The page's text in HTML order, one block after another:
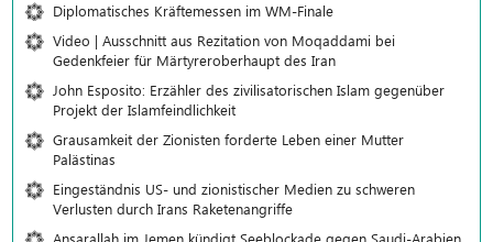
Diplomatisches Kräftemessen im WM-Finale
Video | Ausschnitt aus Rezitation von Moqaddami bei
Gedenkfeier für Märtyreroberhaupt des Iran
John Esposito: Erzähler des zivilisatorischen Islam gegenüber
Projekt der Islamfeindlichkeit
Grausamkeit der Zionisten forderte Leben einer Mutter
Palästinas
Eingeständnis US- und zionistischer Medien zu schweren
Verlusten durch Irans Raketenangriffe